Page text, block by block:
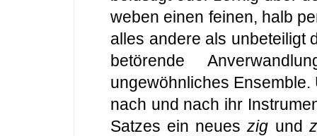
weben einen feinen, halb
alles andere als
betörende
ungewöhnliches
nach und nach ihr
Satzes ein neueszig und